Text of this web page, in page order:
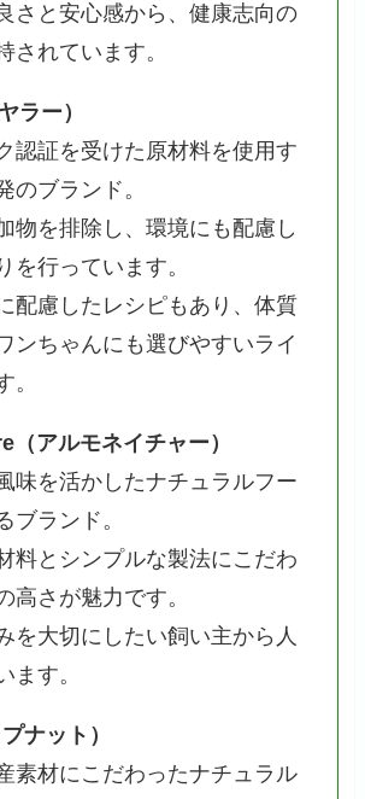
さと安心感から、健康志向の
されています。
ラー）
認証を受けた原材料を使用す
のブランド。
物を排除し、環境にも配慮し
を行っています。
配慮したレシピもあり、体質
ンちゃんにも選びやすいライ
。
アルモネイチャー）
味を活かしたナチュラルフー
ブランド。
料とシンプルな製法にこだわ
高さが魅力です。
を大切にしたい飼い主から人
ます。
ナット）
素材にこだわったナチュラル